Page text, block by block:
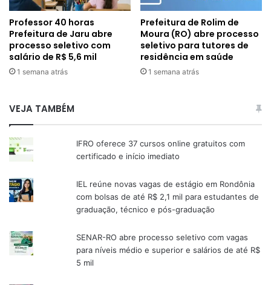
Professor 40 horas
Prefeitura de Jaru abre
processo seletivo com
salário de R$ 5,6 mil
1 semana atrás
Prefeitura de Rolim de
Moura (RO) abre processo
seletivo para tutores de
residência em saúde
1 semana atrás
VEJA TAMBÉM
IFRO oferece 37 cursos online gratuitos com
certificado e início imediato
IEL reúne novas vagas de estágio em Rondônia
com bolsas de até R$ 2,1 mil para estudantes de
graduação, técnico e pós-graduação
SENAR-RO abre processo seletivo com vagas
para níveis médio e superior e salários de até R$
5 mil